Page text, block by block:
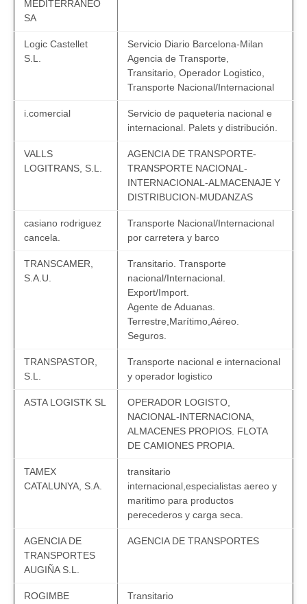
MEDITERRANEO
SA
Logic Castellet
S.L.
Servicio Diario Barcelona-Milan
Agencia de Transporte,
Transitario, Operador Logistico,
Transporte Nacional/Internacional
i.comercial
Servicio de paqueteria nacional e
internacional. Palets y distribución.
VALLS
LOGITRANS, S.L.
AGENCIA DE TRANSPORTE-
TRANSPORTE NACIONAL-
INTERNACIONAL-ALMACENAJE Y
DISTRIBUCION-MUDANZAS
casiano rodriguez
cancela.
Transporte Nacional/Internacional
por carretera y barco
TRANSCAMER,
S.A.U.
Transitario. Transporte
nacional/Internacional.
Export/Import.
Agente de Aduanas.
Terrestre,Marítimo,Aéreo.
Seguros.
TRANSPASTOR,
S.L.
Transporte nacional e internacional
y operador logistico
ASTA LOGISTK SL
OPERADOR LOGISTO,
NACIONAL-INTERNACIONA,
ALMACENES PROPIOS. FLOTA
DE CAMIONES PROPIA.
TAMEX
CATALUNYA, S.A.
transitario
internacional,especialistas aereo y
maritimo para productos
perecederos y carga seca.
AGENCIA DE
TRANSPORTES
AUGIÑA S.L.
AGENCIA DE TRANSPORTES
ROGIMBE
Transitario